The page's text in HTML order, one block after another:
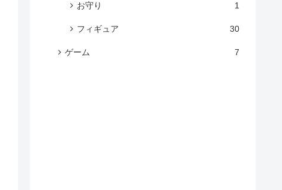
お守り 1
フィギュア 30
ゲーム 7